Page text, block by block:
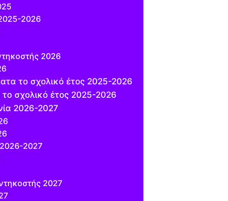
2026
2026
το σχολικό έτος 2025-2026
το σχολικό έτος 2025-2026
2026-2027
2027
2027